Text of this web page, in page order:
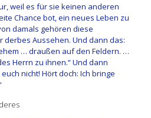
weil es für sie keinen anderen
Chance bot, ein neues Leben zu
damals gehören diese
derbes Aussehen. Und dann das:
… draußen auf den Feldern. …
Herrn zu ihnen.“ Und dann
nicht! Hört doch: Ich bringe